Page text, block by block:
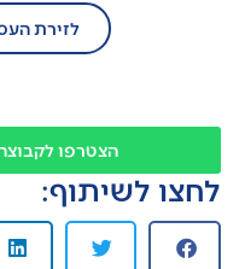
לזירת
הצטרפו
לחצו לשיתוף: